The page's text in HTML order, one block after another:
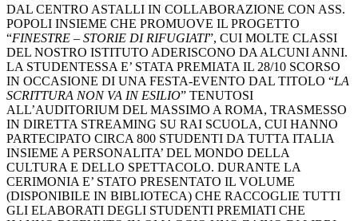
DAL CENTRO ASTALLI IN COLLABORAZIONE CON ASS.
POPOLI INSIEME CHE PROMUOVE IL PROGETTO
“FINESTRE – STORIE DI RIFUGIATI”, CUI MOLTE CLASSI
DEL NOSTRO ISTITUTO ADERISCONO DA ALCUNI ANNI.
LA STUDENTESSA E’ STATA PREMIATA IL 28/10 SCORSO
IN OCCASIONE DI UNA FESTA-EVENTO DAL TITOLO “LA
SCRITTURA NON VA IN ESILIO” TENUTOSI
ALL’AUDITORIUM DEL MASSIMO A ROMA, TRASMESSO
IN DIRETTA STREAMING SU RAI SCUOLA, CUI HANNO
PARTECIPATO CIRCA 800 STUDENTI DA TUTTA ITALIA
INSIEME A PERSONALITA’ DEL MONDO DELLA
CULTURA E DELLO SPETTACOLO. DURANTE LA
CERIMONIA E’ STATO PRESENTATO IL VOLUME
(DISPONIBILE IN BIBLIOTECA) CHE RACCOGLIE TUTTI
GLI ELABORATI DEGLI STUDENTI PREMIATI CHE